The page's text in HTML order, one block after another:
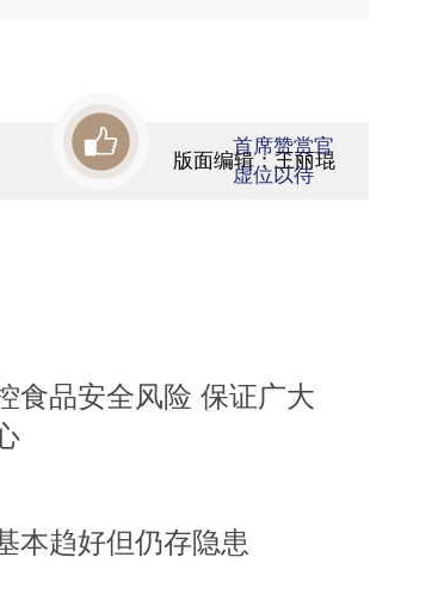
版面编辑：王丽琨
首席赞赏官
虚位以待
食品安全风险 保证广大
本趋好但仍存隐患